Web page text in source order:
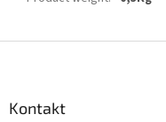
Kontakt